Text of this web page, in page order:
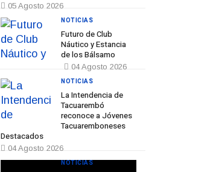
05 Agosto 2026
Futuro de Club
Náutico y Estancia
de los Bálsamo
04 Agosto 2026
NOTICIAS
La Intendencia de
Tacuarembó
reconoce a Jóvenes
Tacuaremboneses
Destacados
04 Agosto 2026
NOTICIAS
NOTICIAS